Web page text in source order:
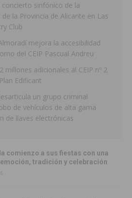
sinfónico de la
la Provincia de Alicante en Las
Club
mejora la accesibilidad
del CEIP Pascual Andreu
millones adicionales al CEIP nº 2
Edificant
un grupo criminal
de vehículos de alta gama
de llaves electrónicas
comienzo a sus fiestas con una
tradición y celebración